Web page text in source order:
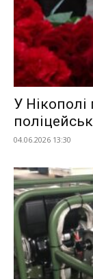
У
04.06.2026 13:30